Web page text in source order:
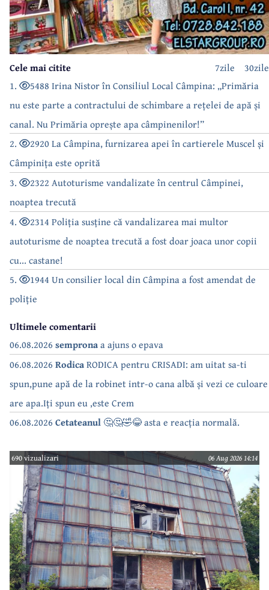
30zile
7zile
Cele mai citite
1.
5488 Irina Nistor în Consiliul Local Câmpina: „Primăria
nu este parte a contractului de schimbare a rețelei de apă și
canal. Nu Primăria oprește apa câmpinenilor!”
2.
2920 La Câmpina, furnizarea apei în cartierele Muscel și
Câmpinița este oprită
3.
2322 Autoturisme vandalizate în centrul Câmpinei,
noaptea trecută
4.
2314 Poliția susține că vandalizarea mai multor
autoturisme de noaptea trecută a fost doar joaca unor copii
cu... castane!
5.
1944 Un consilier local din Câmpina a fost amendat de
poliție
Ultimele comentarii
06.08.2026 sempronaa ajuns o epava
06.08.2026 RodicaRODICA pentru CRISADI: am uitat sa-ti
spun,pune apă de la robinet intr-o cana albă și vezi ce culoare
are apa.Iți spun eu ,este Crem
06.08.2026 Cetateanul 🤔🤔🤣😂 asta e reacția normală.
690 vizualizari 06 Aug 2026 14:14